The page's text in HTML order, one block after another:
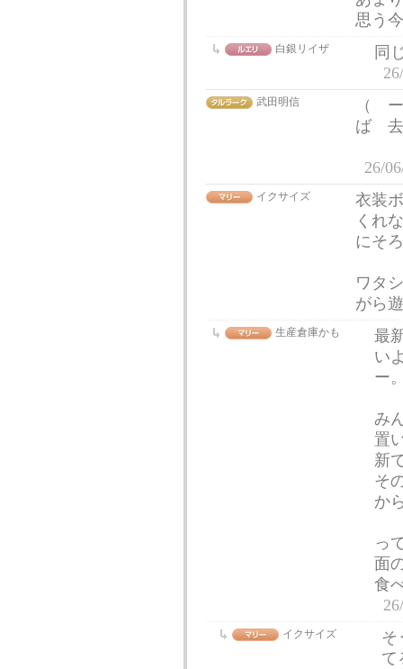
思う
白銀リイザ
同
武田明信
（
ば 去
26/
イクサイズ
衣装
くれ
にそ
ワタ
がら
生産倉庫かも
最
い
ー
み
置
新
そ
か
っ
面
食
イクサイズ
そ
て